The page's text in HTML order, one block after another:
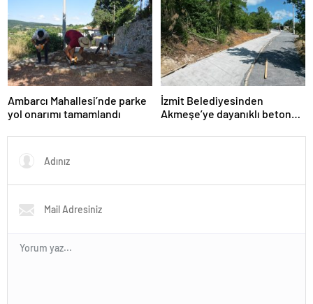
Ambarcı Mahallesi’nde parke
yol onarımı tamamlandı
İzmit Belediyesinden
Akmeşe’ye dayanıklı beton